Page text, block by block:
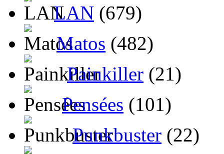
LAN (679)
Matos (482)
Painkiller (21)
Pensées (101)
Punkbuster (22)